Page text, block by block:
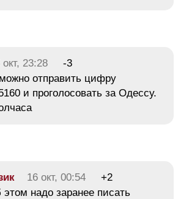
окт, 23:28
-3
отправить цифру
и проголосовать за Одессу.
16 окт, 00:54
+2
этом надо заранее писать